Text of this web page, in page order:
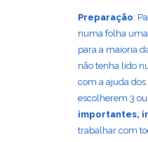
Preparação:
numa folha
para a maioria
não tenha lido
com a ajuda
escolherem 3
importantes,
trabalhar com